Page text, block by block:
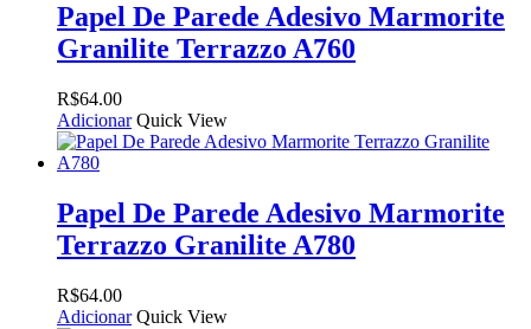
Papel De Parede Adesivo Marmorite
Granilite Terrazzo A760
R$64.00
Adicionar Quick View
Papel De Parede Adesivo Marmorite
Terrazzo Granilite A780
R$64.00
Adicionar Quick View